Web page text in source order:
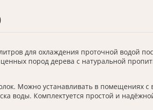
для охлаждения проточной водой
пород дерева с натуральной
Можно устанавливать в помещениях с
воды. Комплектуется простой и